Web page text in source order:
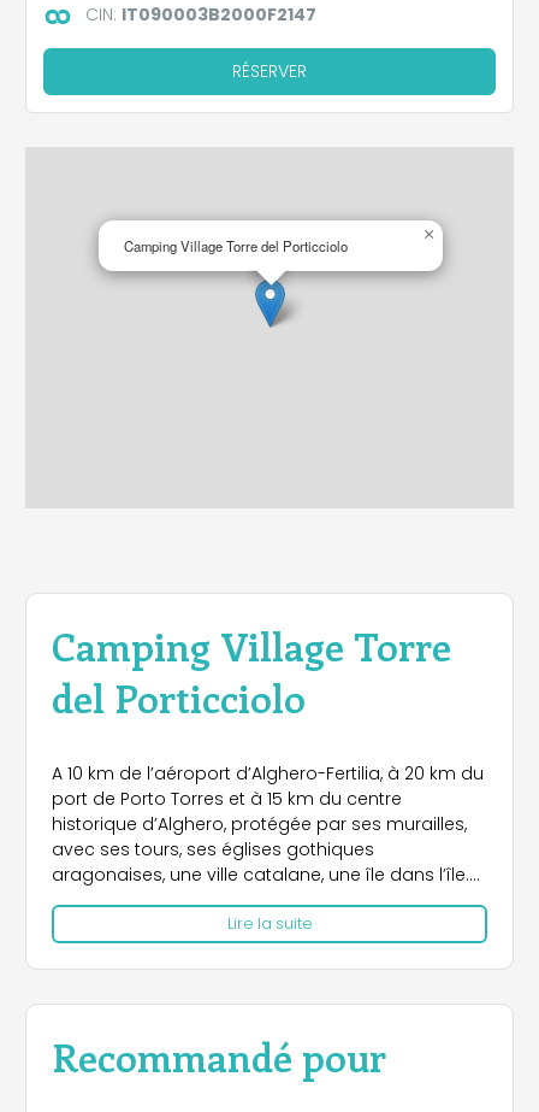
Camping Village Torre
del Porticciolo
A 10 km de l’aéroport d’Alghero-Fertilia, à 20 km du
port de Porto Torres et à 15 km du centre
historique d’Alghero, protégée par ses murailles,
avec ses tours, ses églises gothiques
aragonaises, une ville catalane, une île dans l’île.
Inséré dans le Parc Naturel de Porto Conte, il
s’ouvre sur une mer cristalline qui s’enflamme au
coucher du soleil
Lire la suite
Recommandé pour
CIN: IT090003B2000F2147
RÉSERVER
Camping Village Torre del Porticciolo
×